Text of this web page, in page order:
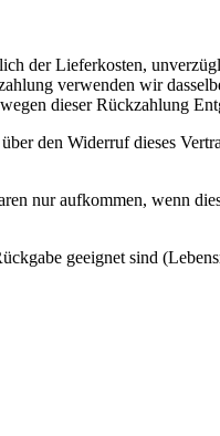
der Lieferkosten,
verwenden wir
dieser Rückzahlung
den Widerruf dieses
nur aufkommen, wenn
geeignet sind